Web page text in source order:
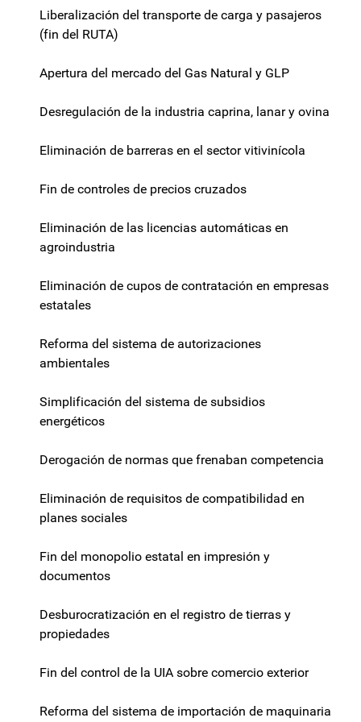
Liberalización del transporte de carga y pasajeros
(fin del RUTA)
Apertura del mercado del Gas Natural y GLP
Desregulación de la industria caprina, lanar y ovina
Eliminación de barreras en el sector vitivinícola
Fin de controles de precios cruzados
Eliminación de las licencias automáticas en
agroindustria
Eliminación de cupos de contratación en empresas
estatales
Reforma del sistema de autorizaciones
ambientales
Simplificación del sistema de subsidios
energéticos
Derogación de normas que frenaban competencia
Eliminación de requisitos de compatibilidad en
planes sociales
Fin del monopolio estatal en impresión y
documentos
Desburocratización en el registro de tierras y
propiedades
Fin del control de la UIA sobre comercio exterior
Reforma del sistema de importación de maquinaria